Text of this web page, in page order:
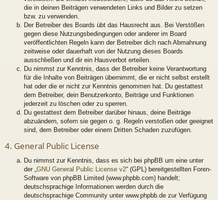
die in deinen Beiträgen verwendeten Links und Bilder zu setzen
bzw. zu verwenden.
Der Betreiber des Boards übt das Hausrecht aus. Bei Verstößen
gegen diese Nutzungsbedingungen oder anderer im Board
veröffentlichten Regeln kann der Betreiber dich nach Abmahnung
zeitweise oder dauerhaft von der Nutzung dieses Boards
ausschließen und dir ein Hausverbot erteilen.
Du nimmst zur Kenntnis, dass der Betreiber keine Verantwortung
für die Inhalte von Beiträgen übernimmt, die er nicht selbst erstellt
hat oder die er nicht zur Kenntnis genommen hat. Du gestattest
dem Betreiber, dein Benutzerkonto, Beiträge und Funktionen
jederzeit zu löschen oder zu sperren.
Du gestattest dem Betreiber darüber hinaus, deine Beiträge
abzuändern, sofern sie gegen o. g. Regeln verstoßen oder geeignet
sind, dem Betreiber oder einem Dritten Schaden zuzufügen.
4. General Public License
Du nimmst zur Kenntnis, dass es sich bei phpBB um eine unter
der „GNU General Public License v2“ (GPL) bereitgestellten Foren-
Software von phpBB Limited (www.phpbb.com) handelt;
deutschsprachige Informationen werden durch die
deutschsprachige Community unter www.phpbb.de zur Verfügung